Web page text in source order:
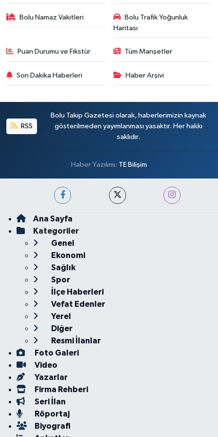
Bolu Namaz Vakitleri
Bolu Trafik Yoğunluk
Haritası
Puan Durumu ve Fikstür Tüm Manşetler
Son Dakika Haberleri Haber Arşivi
RSS
Bolu Takip Gazetesi olarak, haberlerimizin kaynak
gösterilmeden yayımlanması yasaktır. Her hakkı
saklıdır.
Haber Yazılımı: TE Bilişim
Ana Sayfa
Kategoriler
Genel
Ekonomi
Sağlık
Spor
İlçe Haberleri
Vefat Edenler
Yerel
Diğer
Resmi İlanlar
Foto Galeri
Video
Yazarlar
Firma Rehberi
Seri İlan
Röportaj
Biyografi